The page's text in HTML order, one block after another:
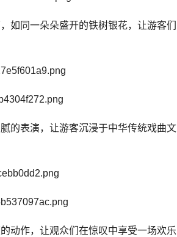
如同一朵朵盛开的铁树银花，让游客们
的表演，让游客沉浸于中华传统戏曲文
动作，让观众们在惊叹中享受一场欢乐